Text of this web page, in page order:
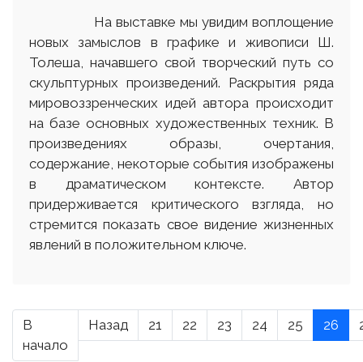
На выставке мы увидим воплощение
новых замыслов в графике и живописи Ш.
Толеша, начавшего свой творческий путь со
скульптурных произведений. Раскрытия ряда
мировоззренческих идей автора происходит
на базе основных художественных техник. В
произведениях образы, очертания,
содержание, некоторые события изображены
в драматическом контексте. Автор
придерживается критического взгляда, но
стремится показать свое видение жизненных
явлений в положительном ключе.
В
начало
Назад 21 22 23 24 25 26